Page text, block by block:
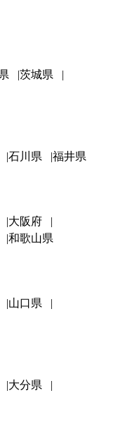
茨城県
石川県 福井県
大阪府
和歌山県
山口県
大分県